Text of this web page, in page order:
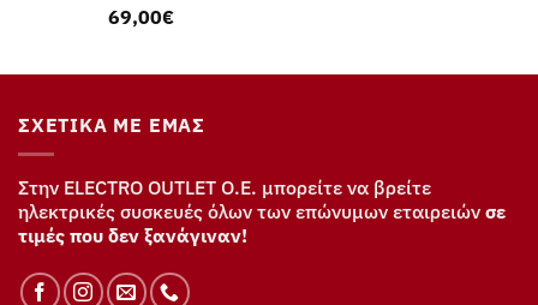
69,00€
ΣΧΕΤΙΚΆ ΜΕ ΕΜΆΣ
Στην ELECTRO OUTLET Ο.Ε. μπορείτε να βρείτε
ηλεκτρικές συσκευές όλων των επώνυμων εταιρειών σε
τιμές που δεν ξανάγιναν!